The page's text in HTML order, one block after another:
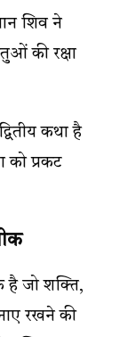
शिव ने
की रक्षा
कथा है
को प्रकट
है जो शक्ति,
रखने की